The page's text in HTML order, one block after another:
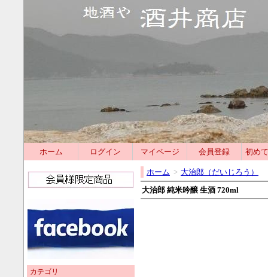
ホーム ログイン マイページ 会員登録 初め
ホーム > 大治郎（だいじろう）
大治郎 純米吟醸 生酒 720ml
カテゴリ